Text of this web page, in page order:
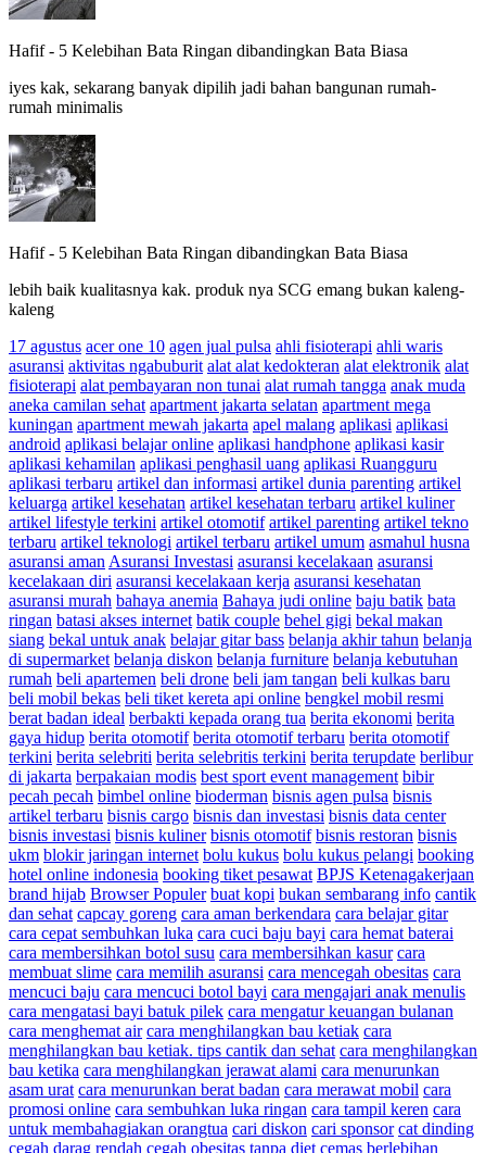
Hafif- 5 Kelebihan Bata Ringan dibandingkan Bata Biasa
iyes kak, sekarang banyak dipilih jadi bahan bangunan rumah-
rumah minimalis
Hafif- 5 Kelebihan Bata Ringan dibandingkan Bata Biasa
lebih baik kualitasnya kak. produk nya SCG emang bukan kaleng-
kaleng
17 agustus acer one 10 agen jual pulsa ahli fisioterapi ahli waris
asuransi aktivitas ngabuburit alat alat kedokteran alat elektronik alat
fisioterapi alat pembayaran non tunai alat rumah tangga anak muda
aneka camilan sehat apartment jakarta selatan apartment mega
kuningan apartment mewah jakarta apel malang aplikasi aplikasi
android aplikasi belajar online aplikasi handphone aplikasi kasir
aplikasi kehamilan aplikasi penghasil uang aplikasi Ruangguru
aplikasi terbaru artikel dan informasi artikel dunia parenting artikel
keluarga artikel kesehatan artikel kesehatan terbaru artikel kuliner
artikel lifestyle terkini artikel otomotif artikel parenting artikel tekno
terbaru artikel teknologi artikel terbaru artikel umum asmahul husna
asuransi amanAsuransi Investasi asuransi kecelakaan asuransi
kecelakaan diri asuransi kecelakaan kerja asuransi kesehatan
asuransi murah bahaya anemia Bahaya judi online baju batik bata
ringan batasi akses internet batik couple behel gigi bekal makan
siang bekal untuk anak belajar gitar bass belanja akhir tahun belanja
di supermarket belanja diskon belanja furniture belanja kebutuhan
rumah beli apartemen beli drone beli jam tangan beli kulkas baru
beli mobil bekas beli tiket kereta api online bengkel mobil resmi
berat badan ideal berbakti kepada orang tua berita ekonomi berita
gaya hidup berita otomotif berita otomotif terbaru berita otomotif
terkini berita selebriti berita selebritis terkini berita terupdate berlibur
di jakarta berpakaian modis best sport event management bibir
pecah pecah bimbel online bioderman bisnis agen pulsa bisnis
artikel terbaru bisnis cargo bisnis dan investasi bisnis data center
bisnis investasi bisnis kuliner bisnis otomotif bisnis restoran bisnis
ukm blokir jaringan internet bolu kukus bolu kukus pelangi booking
hotel online indonesia booking tiket pesawat BPJS Ketenagakerjaan
brand hijab Browser Populer buat kopi bukan sembarang info cantik
dan sehat capcay goreng cara aman berkendara cara belajar gitar
cara cepat sembuhkan luka cara cuci baju bayi cara hemat baterai
cara membersihkan botol susu cara membersihkan kasur cara
membuat slime cara memilih asuransi cara mencegah obesitas cara
mencuci baju cara mencuci botol bayi cara mengajari anak menulis
cara mengatasi bayi batuk pilek cara mengatur keuangan bulanan
cara menghemat air cara menghilangkan bau ketiak cara
menghilangkan bau ketiak. tips cantik dan sehat cara menghilangkan
bau ketika cara menghilangkan jerawat alami cara menurunkan
asam urat cara menurunkan berat badan cara merawat mobil cara
promosi online cara sembuhkan luka ringan cara tampil keren cara
untuk membahagiakan orangtua cari diskon cari sponsor cat dinding
cegah darag rendah cegah obesitas tanpa diet cemas berlebihan